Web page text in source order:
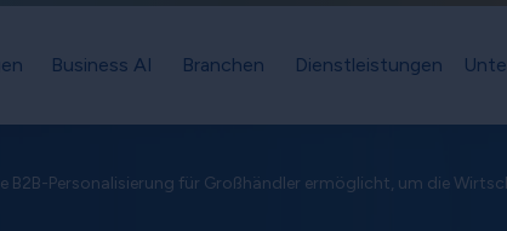
Business AI Branchen Dienstleistungen
Personalisierung für Großhändler ermöglicht, um die